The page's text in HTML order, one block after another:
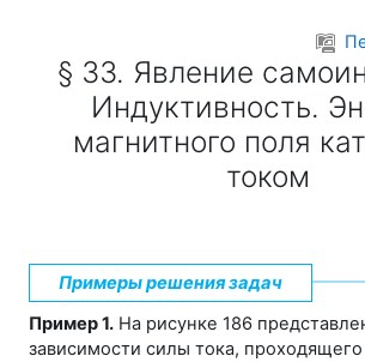
§ 33. Явление
Индуктивность.
магнитного поля
током
Примеры решения задач
Пример 1. На рисунке 186
зависимости силы тока,